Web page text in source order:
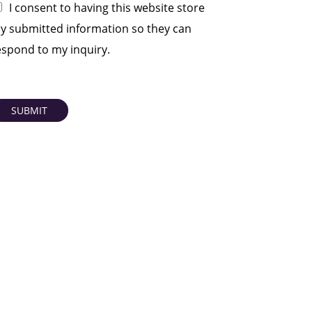
I consent to having this website store
submitted information so they can
to my inquiry.
SUBMIT